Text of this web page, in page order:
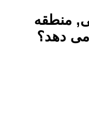
منطقه
دهد؟